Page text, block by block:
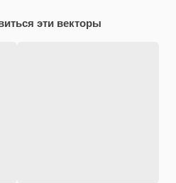
эти векторы